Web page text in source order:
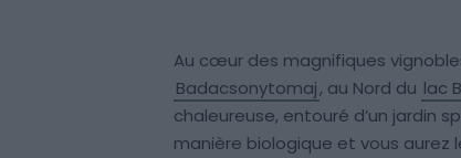
Au cœur des magnifiques
Badacsonytomaj, au Nord du lac
chaleureuse, entouré d’un jardin
manière biologique et vous aurez